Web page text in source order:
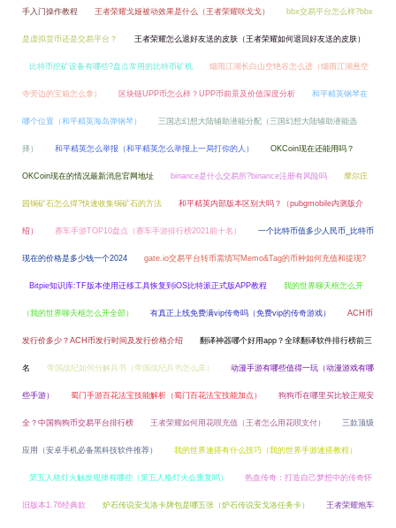
手入门操作教程 王者荣耀戈娅被动效果是什么（王者荣耀咲戈戈） bbx交易平台怎么样?bbx
是虚拟货币还是交易平台？ 王者荣耀怎么退好友送的皮肤（王者荣耀如何退回好友送的皮肤）
比特币挖矿设备有哪些?盘点常用的比特币矿机 烟雨江湖长白山空绝谷怎么进（烟雨江湖悬空
寺旁边的宝箱怎么拿） 区块链UPP币怎么样？UPP币前景及价值深度分析 和平精英钢琴在
哪个位置（和平精英海岛弹钢琴） 三国志幻想大陆辅助潜能分配（三国幻想大陆辅助潜能选
择） 和平精英怎么举报（和平精英怎么举报上一局打你的人） OKCoin现在还能用吗？
OKCoin现在的情况最新消息官网地址 binance是什么交易所?binance注册有风险吗 摩尔庄
园铜矿石怎么得?快速收集铜矿石的方法 和平精英内部版本区别大吗？（pubgmobile内测版介
绍） 赛车手游TOP10盘点（赛车手游排行榜2021前十名） 一个比特币值多少人民币_比特币
现在的价格是多少钱一个2024 gate.io交易平台转币需填写Memo&Tag的币种如何充值和提现?
Bitpie知识库:TF版本使用迁移工具恢复到iOS比特派正式版APP教程 我的世界聊天框怎么开
（我的世界聊天框怎么开全部） 有真正上线免费满vip传奇吗（免费vip的传奇游戏） ACH币
发行价多少？ACH币发行时间及发行价格介绍 翻译神器哪个好用app？全球翻译软件排行榜前三
名 帝国战纪如何分解兵书（帝国战纪兵书怎么弄） 动漫手游有哪些值得一玩（动漫游戏有哪
些手游） 蜀门手游百花法宝技能解析（蜀门百花法宝技能加点） 狗狗币在哪里买比较正规安
全？中国狗狗币交易平台排行榜 王者荣耀如何用花呗充值（王者怎么用花呗支付） 三款顶级
应用（安卓手机必备黑科技软件推荐） 我的世界速搭有什么技巧（我的世界手游速搭教程）
第五人格灯火触发规律有哪些（第五人格灯火会重复吗） 热血传奇：打造自己梦想中的传奇怀
旧版本1.76经典款 炉石传说安戈洛卡牌包是哪五张（炉石传说安戈洛任务卡） 王者荣耀炮车